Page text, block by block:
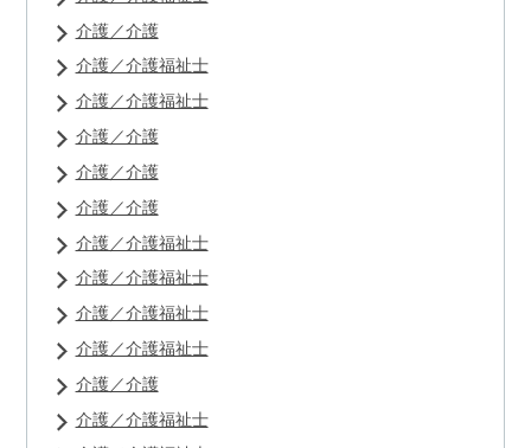
介護／介護
介護／介護福祉士
介護／介護福祉士
介護／介護
介護／介護
介護／介護
介護／介護福祉士
介護／介護福祉士
介護／介護福祉士
介護／介護福祉士
介護／介護
介護／介護福祉士